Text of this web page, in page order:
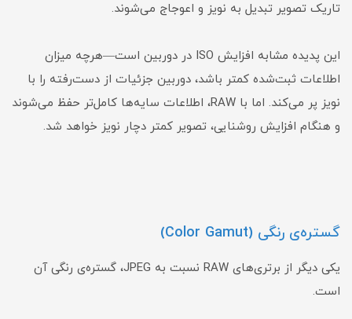
تاریک تصویر تبدیل به نویز و اعوجاج می‌شوند.
این پدیده مشابه افزایش ISO در دوربین است—هرچه میزان
اطلاعات ثبت‌شده کمتر باشد، دوربین جزئیات از دست‌رفته را با
نویز پر می‌کند. اما با RAW، اطلاعات سایه‌ها کامل‌تر حفظ می‌شوند
و هنگام افزایش روشنایی، تصویر کمتر دچار نویز خواهد شد.
گستره‌ی رنگی (Color Gamut)
یکی دیگر از برتری‌های RAW نسبت به JPEG، گستره‌ی رنگی آن
است.